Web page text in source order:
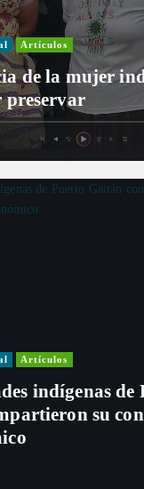
Artículos
de la mujer
preservar
Artículos
indígenas de
su